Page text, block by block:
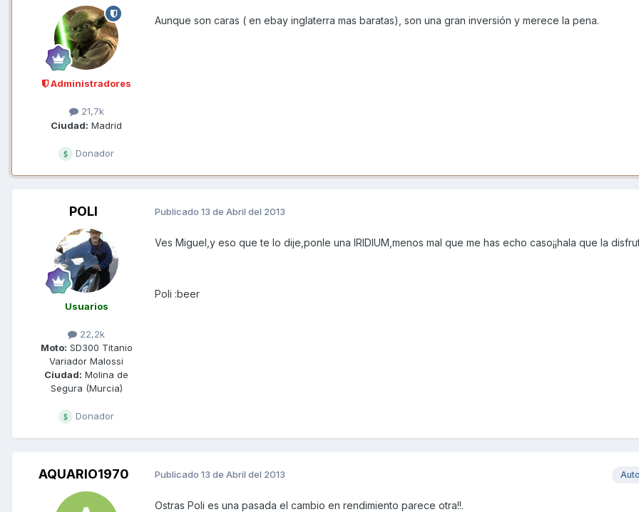
Administradores
21,7k
Ciudad: Madrid
Donador
Aunque son caras ( en ebay inglaterra mas baratas), son una gran inversión y merece la pena.
POLI
Usuarios
22,2k
Moto: SD300 Titanio
Variador Malossi
Ciudad: Molina de
Segura (Murcia)
Donador
Publicado 13 de Abril del 2013
Ves Miguel,y eso que te lo dije,ponle una IRIDIUM,menos mal que me has echo caso¡¡hala que la
Poli :beer
AQUARIO1970 Publicado 13 de Abril del 2013
Ostras Poli es una pasada el cambio en rendimiento parece otra!!.